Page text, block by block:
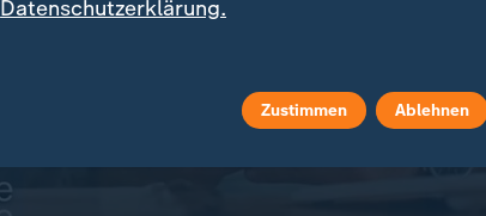
Datenschutzerklärung.
Zustimmen Ablehnen